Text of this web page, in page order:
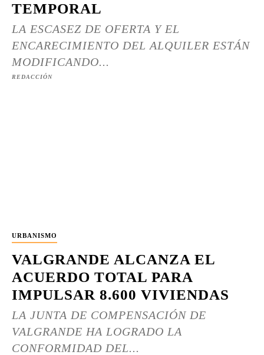
TEMPORAL
LA ESCASEZ DE OFERTA Y EL
ENCARECIMIENTO DEL ALQUILER ESTÁN
MODIFICANDO...
REDACCIÓN
URBANISMO
VALGRANDE ALCANZA EL
ACUERDO TOTAL PARA
IMPULSAR 8.600 VIVIENDAS
LA JUNTA DE COMPENSACIÓN DE
VALGRANDE HA LOGRADO LA
CONFORMIDAD DEL...